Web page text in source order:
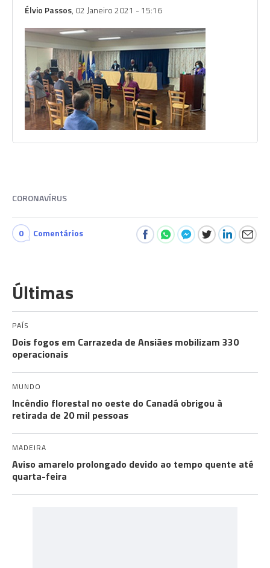
Élvio Passos, 02 Janeiro 2021 - 15:16
CORONAVÍRUS
0 Comentários
Últimas
PAÍS
Dois fogos em Carrazeda de Ansiães mobilizam 330
operacionais
MUNDO
Incêndio florestal no oeste do Canadá obrigou à
retirada de 20 mil pessoas
MADEIRA
Aviso amarelo prolongado devido ao tempo quente até
quarta-feira